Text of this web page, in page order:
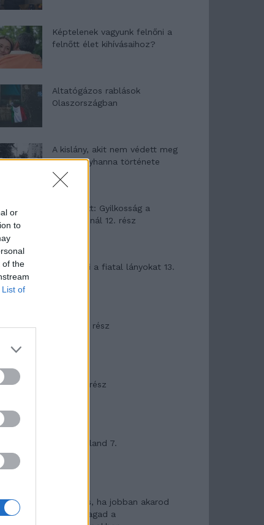
or
to
of the
List of
Képtelenek vagyunk felnőni a
felnőtt élet kihívásaihoz?
Altatógázos rablások
Olaszországban
A kislány, akit nem védett meg
senki – Lyhanna története
T. Barnett: Gyilkosság a
Garda-tónál 12. rész
T. szereti a fiatal lányokat 13.
Minka 10. rész
Minka 9. rész
Máltai kaland 7.
10 tanács, ha jobban akarod
érezni magad a